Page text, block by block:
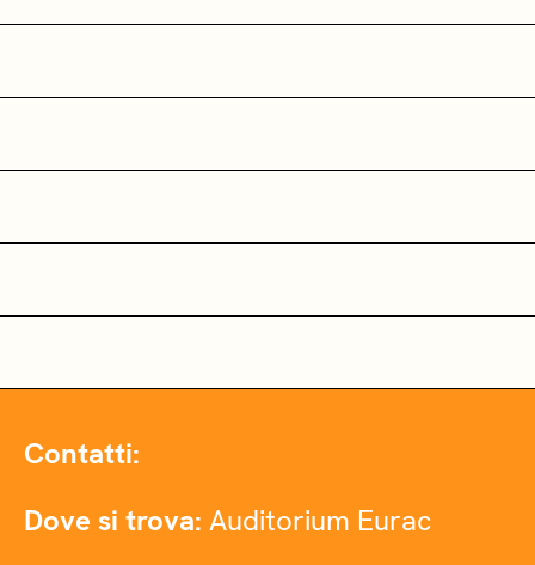
Contatti:
Dove si trova: Auditorium Eurac